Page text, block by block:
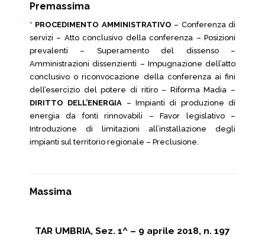
Premassima
* PROCEDIMENTO AMMINISTRATIVO – Conferenza di
servizi – Atto conclusivo della conferenza – Posizioni
prevalenti – Superamento del dissenso –
Amministrazioni dissenzienti – Impugnazione dell’atto
conclusivo o riconvocazione della conferenza ai fini
dell’esercizio del potere di ritiro – Riforma Madia –
DIRITTO DELL’ENERGIA – Impianti di produzione di
energia da fonti rinnovabili – Favor legislativo –
Introduzione di limitazioni all’installazione degli
impianti sul territorio regionale – Preclusione.
Massima
TAR UMBRIA, Sez. 1^ – 9 aprile 2018, n. 197